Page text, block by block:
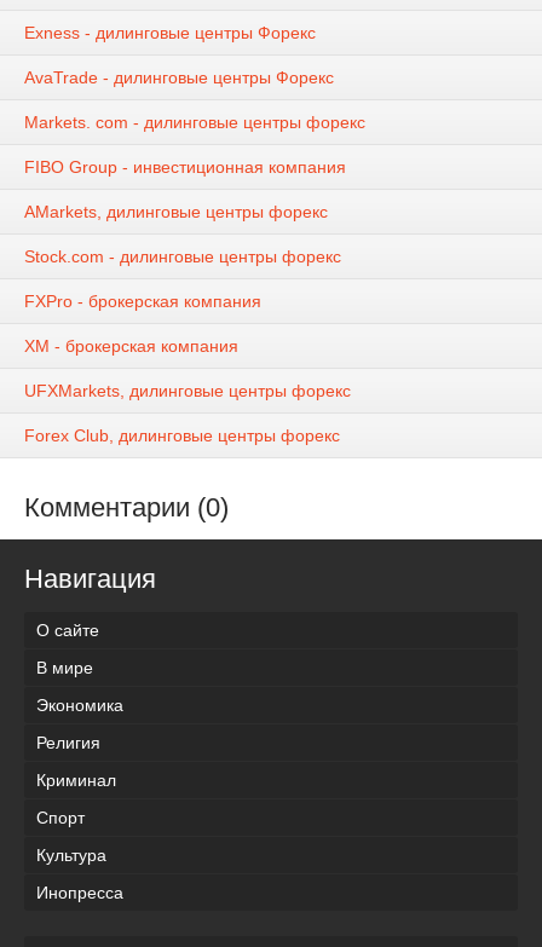
Exness - дилинговые центры Форекс
AvaTrade - дилинговые центры Форекс
Markets. com - дилинговые центры форекс
FIBO Group - инвестиционная компания
AMarkets, дилинговые центры форекс
Stock.com - дилинговые центры форекс
FXPro - брокерская компания
XM - брокерская компания
UFXMarkets, дилинговые центры форекс
Forex Club, дилинговые центры форекс
Комментарии (0)
Навигация
О сайте
В мире
Экономика
Религия
Криминал
Спорт
Культура
Инопресса